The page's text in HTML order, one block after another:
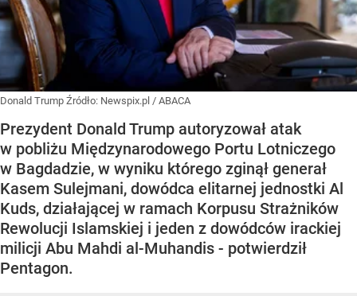
Donald Trump Źródło: Newspix.pl / ABACA
Prezydent Donald Trump autoryzował atak
w pobliżu Międzynarodowego Portu Lotniczego
w Bagdadzie, w wyniku którego zginął generał
Kasem Sulejmani, dowódca elitarnej jednostki Al
Kuds, działającej w ramach Korpusu Strażników
Rewolucji Islamskiej i jeden z dowódców irackiej
milicji Abu Mahdi al-Muhandis - potwierdził
Pentagon.